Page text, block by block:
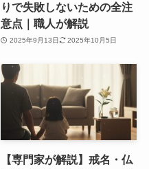
りで失敗しないための全注
意点｜職人が解説
2025年9月13日 2025年10月5日
【専門家が解説】戒名・仏